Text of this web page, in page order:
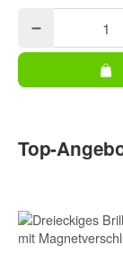
Top-